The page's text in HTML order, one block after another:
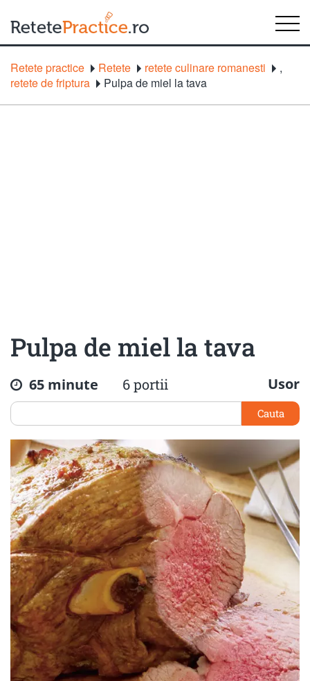
Retete practice Retete retete culinare romanesti
,
retete de friptura
Pulpa de miel la tava
Pulpa de miel la tava
65 minute 6 portii Usor
Cauta